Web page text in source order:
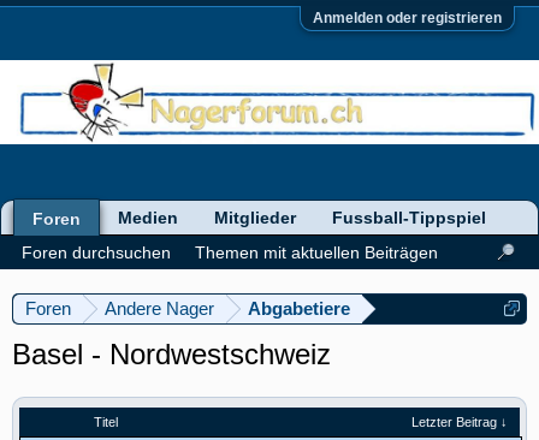
Anmelden oder registrieren
Foren Andere Nager Abgabetiere
Basel - Nordwestschweiz
Titel Letzter Beitrag ↓
Foren
Foren durchsuchen
Themen mit aktuellen Beiträgen
Medien Mitglieder Fussball-Tippspiel